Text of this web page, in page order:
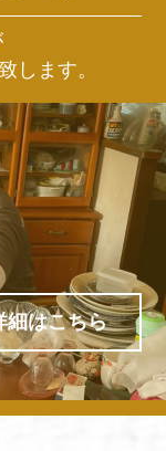
します。
細はこちら